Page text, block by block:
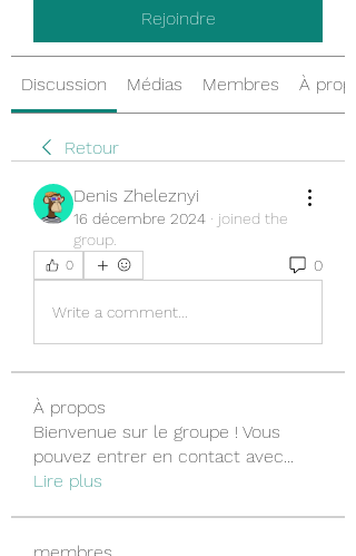
Rejoindre
Discussion Médias Membres À
Retour
Denis Zheleznyi
16 décembre 2024 · joined the
group.
0 0
Write a comment...
À propos
Bienvenue sur le groupe ! Vous
pouvez entrer en contact avec...
Lire plus